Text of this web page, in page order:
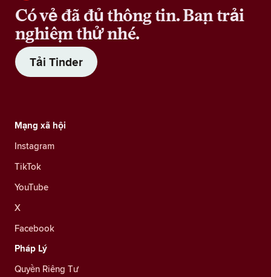
Có vẻ đã đủ thông tin. Bạn trải
nghiệm thử nhé.
Tải Tinder
Mạng xã hội
Instagram
TikTok
YouTube
X
Facebook
Pháp Lý
Quyền Riêng Tư